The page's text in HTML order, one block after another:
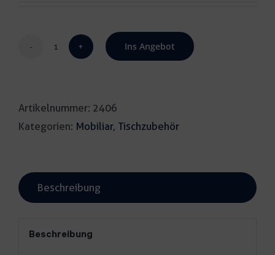
Holzstaffelei
Menge
Ins Angebot
Artikelnummer: 2406
Kategorien: Mobiliar, Tischzubehör
Beschreibung
Beschreibung